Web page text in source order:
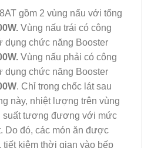
gồm 2 vùng nấu với tổng
Vùng nấu trái có công
dụng chức năng Booster
Vùng nấu phải có công
dụng chức năng Booster
. Chỉ trong chốc lát sau
này, nhiệt lượng trên vùng
suất tương đương với mức
Do đó, các món ăn được
tiết kiệm thời gian vào bếp